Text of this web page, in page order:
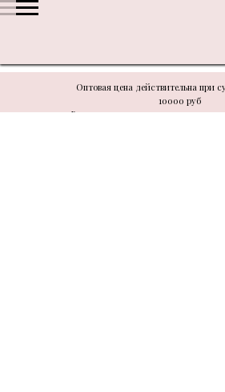
Оптовая цена действительна при
10000 руб
В связи с техническими моментами